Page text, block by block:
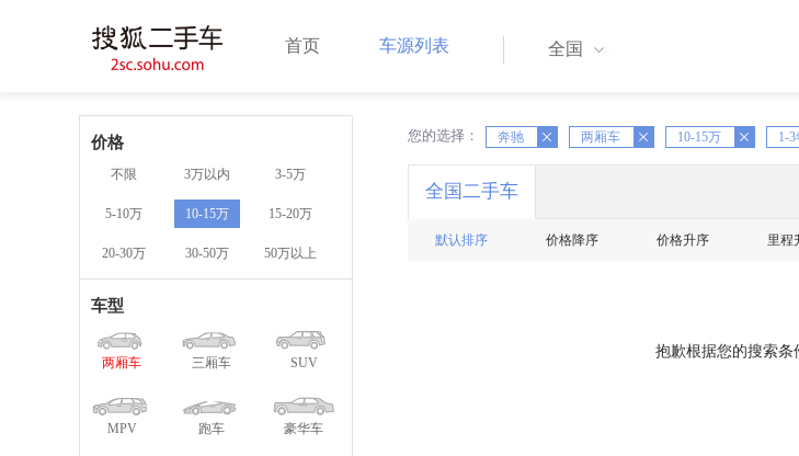
首页 车源列表 全国
价格
不限 3万以内 3-5万
5-10万 10-15万 15-20万
20-30万 30-50万 50万以上
车型
两厢车 三厢车 SUV
MPV 跑车 豪华车
您的选择： 奔驰
X 两厢车
X 10-15万
X 1-
X
全国二手车
默认排序 价格降序 价格升序 里程
抱歉根据您的搜索条